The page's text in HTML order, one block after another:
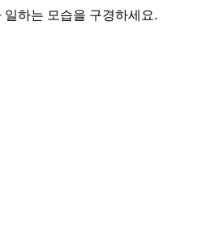
하는 모습을 구경하세요.